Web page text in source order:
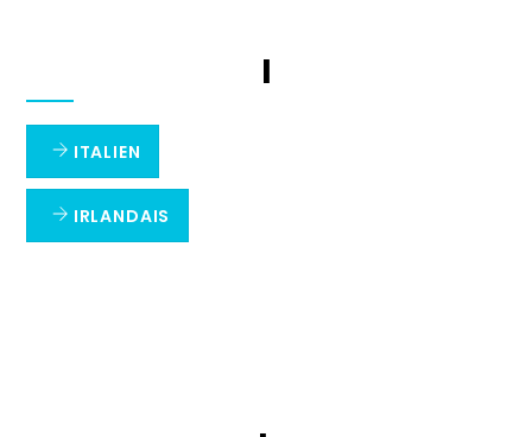
I
ITALIEN
IRLANDAIS